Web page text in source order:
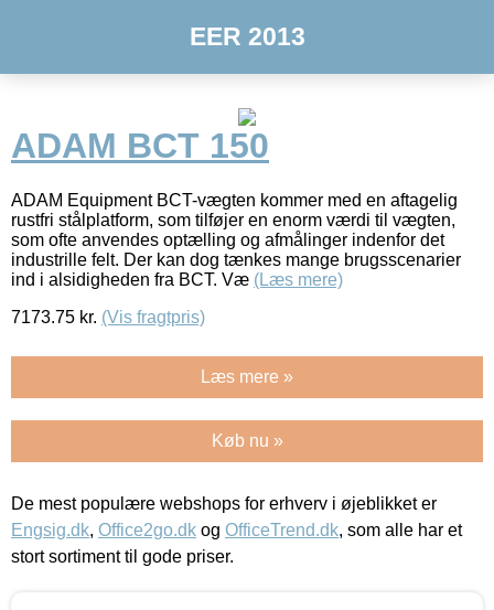
EER 2013
ADAM BCT 150
ADAM Equipment BCT-vægten kommer med en aftagelig
rustfri stålplatform, som tilføjer en enorm værdi til vægten,
som ofte anvendes optælling og afmålinger indenfor det
industrille felt. Der kan dog tænkes mange brugsscenarier
ind i alsidigheden fra BCT. Væ (Læs mere)
7173.75 kr. (Vis fragtpris)
Læs mere »
Køb nu »
De mest populære webshops for erhverv i øjeblikket er
Engsig.dk, Office2go.dk og OfficeTrend.dk, som alle har et
stort sortiment til gode priser.